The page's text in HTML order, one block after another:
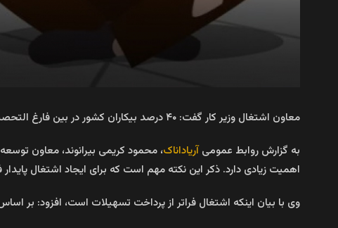
معاون اشتغال وزیر کار گفت: ۴۰ درصد بیکاران کشور در بین فارغ التحصیلان هستند که حل این معضل بزرگترین دغدغه دولت است.
به گزارش روابط عمومیآریاداناک، محمود کریمی بیرانوند، معاون
اهمیت زیادی دارد. ذکر این نکته مهم است که برای ایجاد اشتغال
وی با بیان اینکه اشتغال فراتر از پرداخت تسهیلات است، افزود: بر